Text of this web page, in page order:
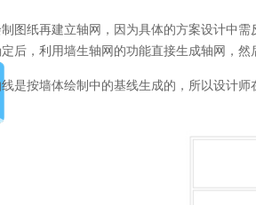
图纸再建立轴网，因为具体的方案设计中
后，利用墙生轴网的功能直接生成轴网，
是按墙体绘制中的基线生成的，所以设计